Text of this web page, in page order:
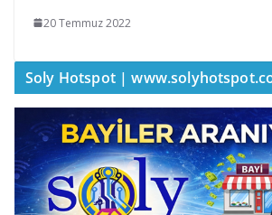
20 Temmuz 2022
Soly Hotspot |